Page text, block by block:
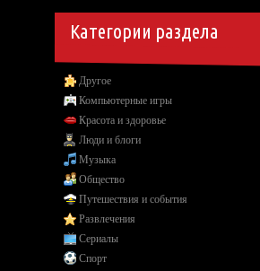
Категории раздела
Другое
Компьютерные игры
Красота и здоровье
Люди и блоги
Музыка
Общество
Путешествия и события
Развлечения
Сериалы
Спорт